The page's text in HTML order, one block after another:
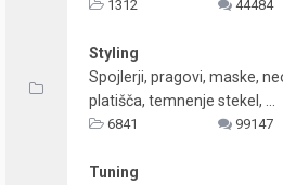
1312 44484
Styling
Spojlerji, pragovi, maske,
platišča, temnenje stekel, ...
6841 99147
Tuning